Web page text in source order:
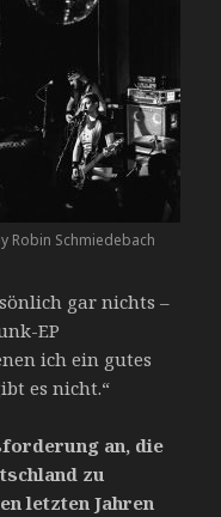
Robin Schmiedebach
gar nichts –
EP
ich ein gutes
es nicht.“
an, die
zu
letzten Jahren